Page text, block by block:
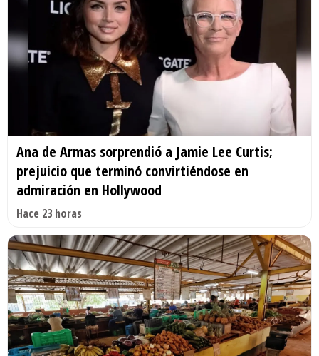
Ana de Armas sorprendió a Jamie Lee Curtis;
prejuicio que terminó convirtiéndose en
admiración en Hollywood
Hace 23 horas